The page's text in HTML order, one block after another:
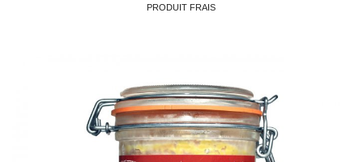
PRODUIT FRAIS